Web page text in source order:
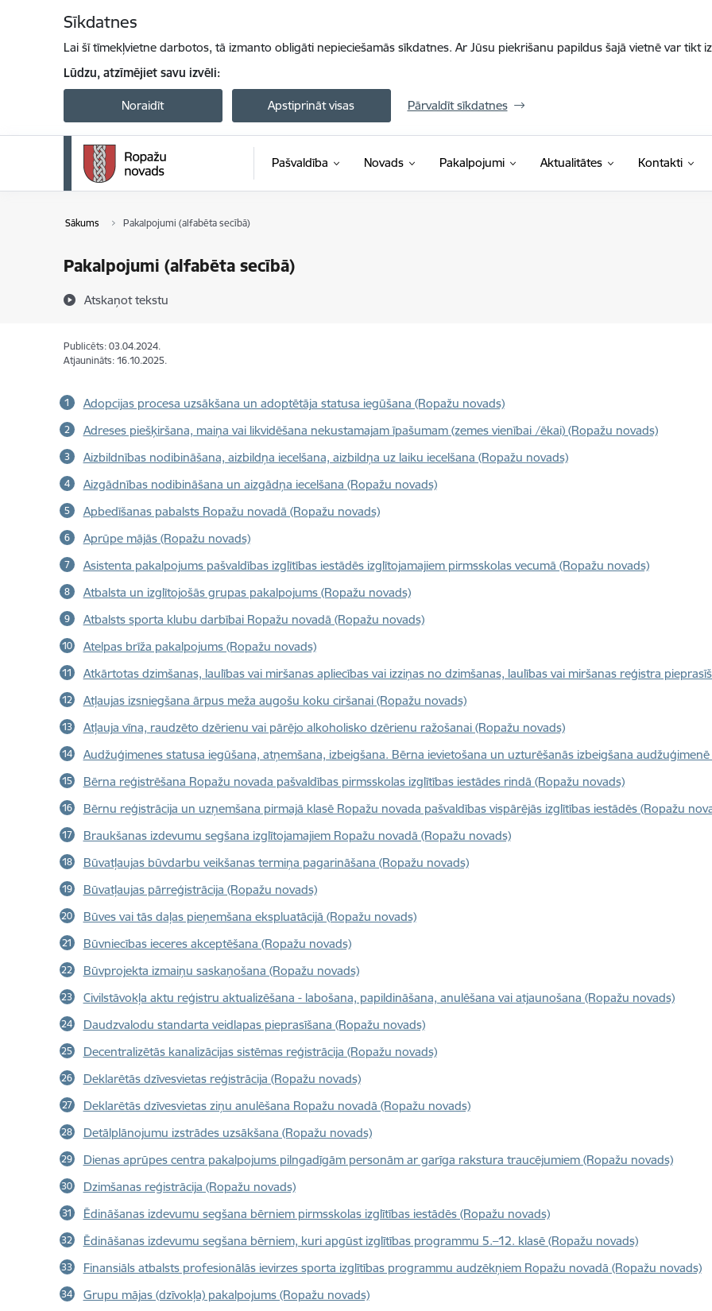
Sīkdatnes
Lai šī tīmekļvietne darbotos, tā izmanto obligāti nepieciešamās sīkdatnes. Ar Jūsu piekrišanu papildus šajā vietnē var tikt
Lūdzu, atzīmējiet savu izvēli:
Noraidīt Apstiprināt visas Pārvaldīt sīkdatnes
Pašvaldība Novads Pakalpojumi Aktualitātes Kontakti
Sākums Pakalpojumi (alfabēta secībā)
Pakalpojumi (alfabēta secībā)
Atskaņot tekstu
Publicēts: 03.04.2024.
Atjaunināts: 16.10.2025.
Adopcijas procesa uzsākšana un adoptētāja statusa iegūšana (Ropažu novads)
Adreses piešķiršana, maiņa vai likvidēšana nekustamajam īpašumam (zemes vienībai /ēkai) (Ropažu novads)
Aizbildnības nodibināšana, aizbildņa iecelšana, aizbildņa uz laiku iecelšana (Ropažu novads)
Aizgādnības nodibināšana un aizgādņa iecelšana (Ropažu novads)
Apbedīšanas pabalsts Ropažu novadā (Ropažu novads)
Aprūpe mājās (Ropažu novads)
Asistenta pakalpojums pašvaldības izglītības iestādēs izglītojamajiem pirmsskolas vecumā (Ropažu novads)
Atbalsta un izglītojošās grupas pakalpojums (Ropažu novads)
Atbalsts sporta klubu darbībai Ropažu novadā (Ropažu novads)
Atelpas brīža pakalpojums (Ropažu novads)
Atkārtotas dzimšanas, laulības vai miršanas apliecības vai izziņas no dzimšanas, laulības vai miršanas reģistra
Atļaujas izsniegšana ārpus meža augošu koku ciršanai (Ropažu novads)
Atļauja vīna, raudzēto dzērienu vai pārējo alkoholisko dzērienu ražošanai (Ropažu novads)
Audžuģimenes statusa iegūšana, atņemšana, izbeigšana. Bērna ievietošana un uzturēšanās izbeigšana
Bērna reģistrēšana Ropažu novada pašvaldības pirmsskolas izglītības iestādes rindā (Ropažu novads)
Bērnu reģistrācija un uzņemšana pirmajā klasē Ropažu novada pašvaldības vispārējās izglītības iestādēs (Ropažu
Braukšanas izdevumu segšana izglītojamajiem Ropažu novadā (Ropažu novads)
Būvatļaujas būvdarbu veikšanas termiņa pagarināšana (Ropažu novads)
Būvatļaujas pārreģistrācija (Ropažu novads)
Būves vai tās daļas pieņemšana ekspluatācijā (Ropažu novads)
Būvniecības ieceres akceptēšana (Ropažu novads)
Būvprojekta izmaiņu saskaņošana (Ropažu novads)
Civilstāvokļa aktu reģistru aktualizēšana - labošana, papildināšana, anulēšana vai atjaunošana (Ropažu novads)
Daudzvalodu standarta veidlapas pieprasīšana (Ropažu novads)
Decentralizētās kanalizācijas sistēmas reģistrācija (Ropažu novads)
Deklarētās dzīvesvietas reģistrācija (Ropažu novads)
Deklarētās dzīvesvietas ziņu anulēšana Ropažu novadā (Ropažu novads)
Detālplānojumu izstrādes uzsākšana (Ropažu novads)
Dienas aprūpes centra pakalpojums pilngadīgām personām ar garīga rakstura traucējumiem (Ropažu novads)
Dzimšanas reģistrācija (Ropažu novads)
Ēdināšanas izdevumu segšana bērniem pirmsskolas izglītības iestādēs (Ropažu novads)
Ēdināšanas izdevumu segšana bērniem, kuri apgūst izglītības programmu 5.–12. klasē (Ropažu novads)
Finansiāls atbalsts profesionālās ievirzes sporta izglītības programmu audzēkņiem Ropažu novadā (Ropažu novads)
Grupu mājas (dzīvokļa) pakalpojums (Ropažu novads)